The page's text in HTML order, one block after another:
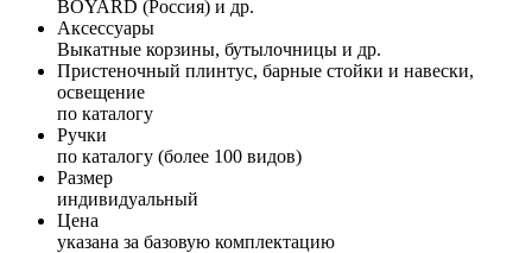
BOYARD (Россия) и др.
Аксессуары
Выкатные корзины, бутылочницы и др.
Пристеночный плинтус, барные стойки и навески,
освещение
по каталогу
Ручки
по каталогу (более 100 видов)
Размер
индивидуальный
Цена
указана за базовую комплектацию